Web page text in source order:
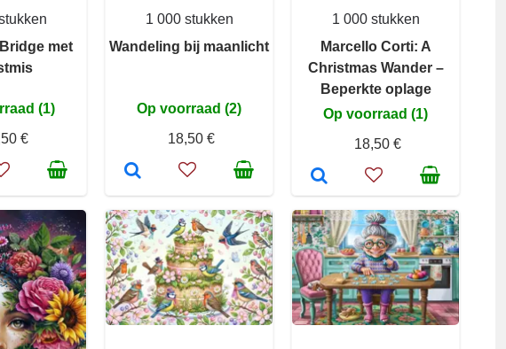
met
(1)
€
1 000 stukken
Wandeling bij maanlicht
Op voorraad (2)
18,50 €
1 000 stukken
Marcello Corti: A
Christmas Wander –
Beperkte oplage
Op voorraad (1)
18,50 €